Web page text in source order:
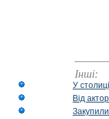
Інші:
У
Від